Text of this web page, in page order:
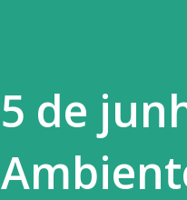
5 de